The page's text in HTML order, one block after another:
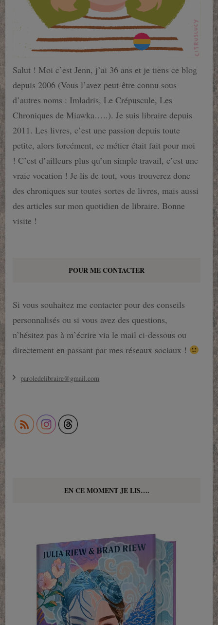
Salut ! Moi c’est Jenn, j’ai 36 ans et je tiens ce blog
depuis 2006 (Vous l’avez peut-être connu sous
d’autres noms : Imladris, Le Crépuscule, Les
Chroniques de Miawka…..). Je suis libraire depuis
2011. Les livres, c’est une passion depuis toute
petite, alors forcément, ce métier était fait pour moi
! C’est d’ailleurs plus qu’un simple travail, c’est une
vraie vocation ! Je lis de tout, vous trouverez donc
des chroniques sur toutes sortes de livres, mais aussi
des articles sur mon quotidien de libraire. Bonne
visite !
POUR ME CONTACTER
Si vous souhaitez me contacter pour des conseils
personnalisés ou si vous avez des questions,
n’hésitez pas à m’écrire via le mail ci-dessous ou
directement en passant par mes réseaux sociaux !
paroledelibraire@gmail.com
EN CE MOMENT JE LIS….